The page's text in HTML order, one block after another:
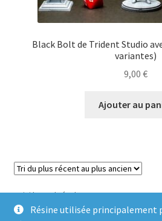
Résine utilisée principalement
Black Bolt de Trident Studio
variantes)
9,00 €
Ajouter au
Voici le seul résultat